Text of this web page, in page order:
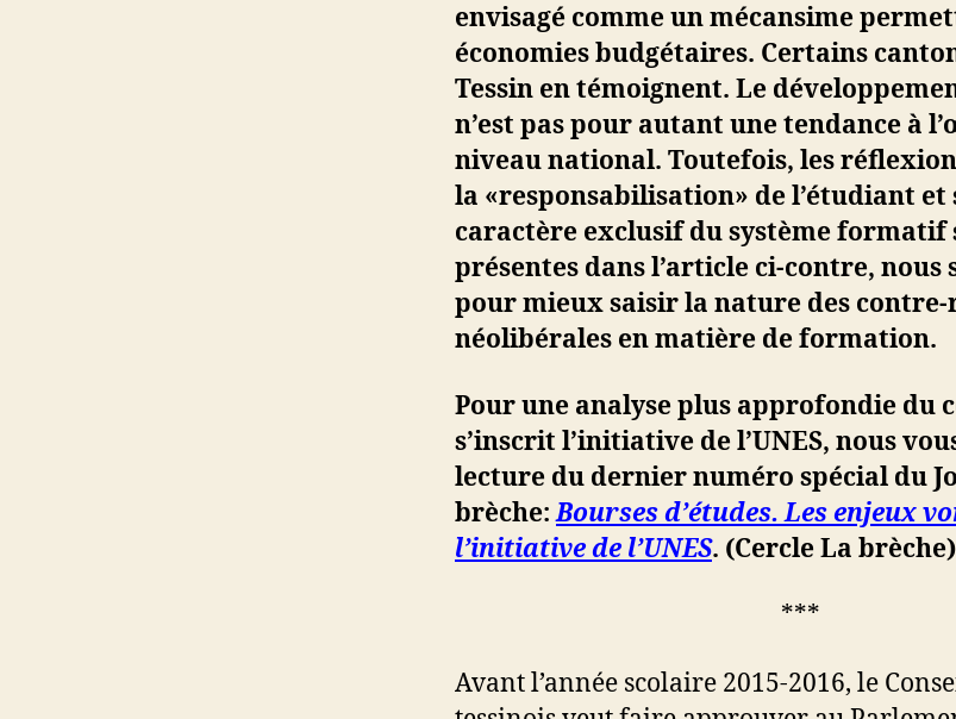
envisagé comme un mécansime
économies budgétaires. Certains
Tessin en témoignent. Le
n’est pas pour autant une tendance à
niveau national. Toutefois, les
la «responsabilisation» de l’étudiant et
caractère exclusif du système formatif
présentes dans l’article ci-contre, nous
pour mieux saisir la nature des
néolibérales en matière de formation.
Pour une analyse plus approfondie du
s’inscrit l’initiative de l’UNES, nous
lecture du dernier numéro spécial du
brèche:Bourses d’études. Les enjeux
l’initiative de l’UNES. (Cercle La brèche)
***
Avant l’année scolaire 2015-2016, le